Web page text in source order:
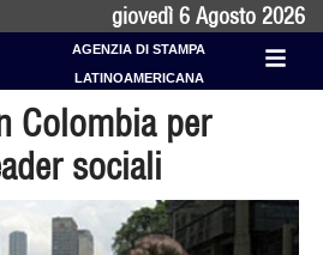
giovedì 6 Agosto 2026
AGENZIA DI STAMPA
LATINOAMERICANA
Colombia per
sociali